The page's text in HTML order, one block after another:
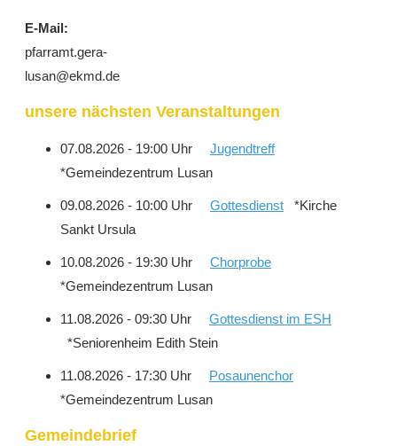
E-Mail:
pfarramt.gera-
lusan@ekmd.de
unsere nächsten Veranstaltungen
07.08.2026 - 19:00 Uhr Jugendtreff
*Gemeindezentrum Lusan
09.08.2026 - 10:00 Uhr Gottesdienst *Kirche
Sankt Ursula
10.08.2026 - 19:30 Uhr Chorprobe
*Gemeindezentrum Lusan
11.08.2026 - 09:30 Uhr Gottesdienst im ESH
*Seniorenheim Edith Stein
11.08.2026 - 17:30 Uhr
Posaunenchor
*Gemeindezentrum Lusan
Gemeindebrief